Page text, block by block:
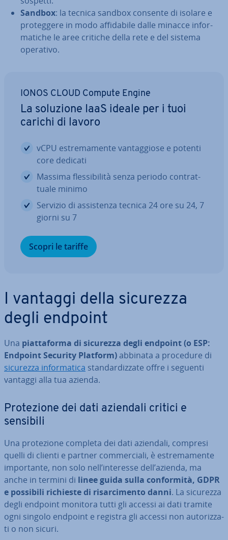
Sandbox: la tecnica sandbox consente di isolare e
pro­teg­ge­re in modo af­fi­da­bi­le dalle minacce in­for­
ma­ti­che le aree critiche della rete e del sistema
operativo.
IONOS CLOUD Compute Engine
La soluzione IaaS ideale per i tuoi
carichi di lavoro
vCPU estre­ma­men­te van­tag­gio­se e potenti
core dedicati
Massima fles­si­bi­li­tà senza periodo con­trat­
tua­le minimo
Servizio di as­si­sten­za tecnica 24 ore su 24, 7
giorni su 7
Scopri le tariffe
I vantaggi della sicurezza
degli endpoint
Una piat­ta­for­ma di sicurezza degli endpoint (o ESP:
Endpoint Security Platform)abbinata a procedure di
sicurezza in­for­ma­ti­ca stan­dar­diz­za­te offre i seguenti
vantaggi alla tua azienda.
Pro­te­zio­ne dei dati aziendali critici e
sensibili
Una pro­te­zio­ne completa dei dati aziendali, compresi
quelli di clienti e partner com­mer­cia­li, è estre­ma­men­te
im­por­tan­te, non solo nell’interesse dell’azienda, ma
anche in termini di linee guida sulla con­for­mi­tà, GDPR
e possibili richieste di ri­sar­ci­men­to danni. La sicurezza
degli endpoint monitora tutti gli accessi ai dati tramite
ogni singolo endpoint e registra gli accessi non au­to­riz­za­
ti o non sicuri.